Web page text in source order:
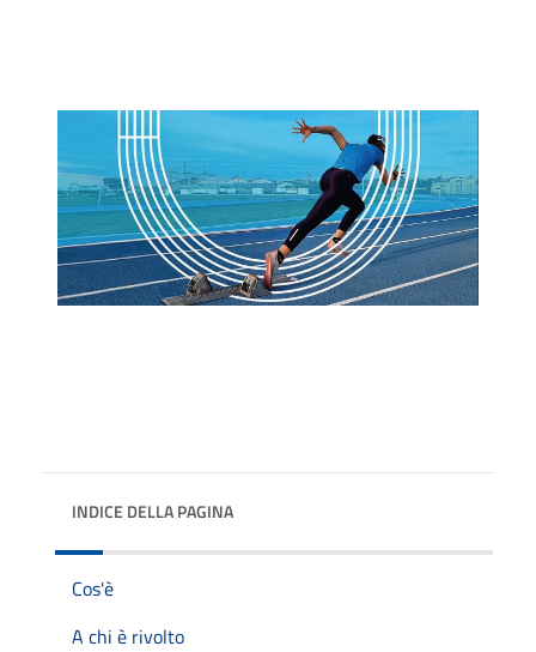
INDICE DELLA PAGINA
Cos'è
A chi è rivolto